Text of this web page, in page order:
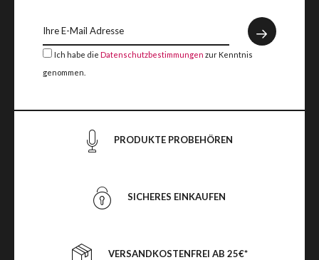
Ich habe die Datenschutzbestimmungen zur Kenntnis
genommen.
PRODUKTE PROBEHÖREN
SICHERES EINKAUFEN
VERSANDKOSTENFREI AB 25€*